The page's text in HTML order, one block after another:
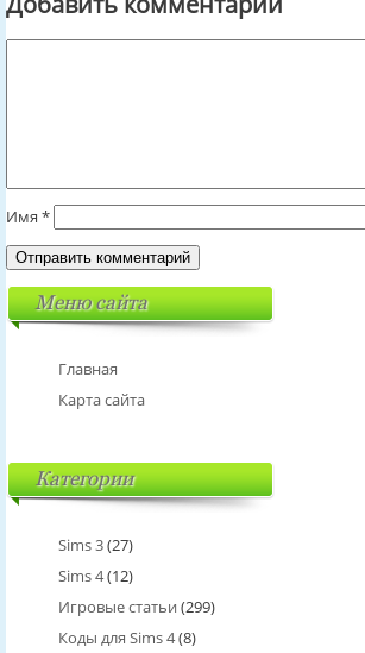
Имя *
Меню сайта
Главная
Карта сайта
Категории
Sims 3(27)
Sims 4(12)
Игровые статьи (299)
Коды для Sims 4(8)